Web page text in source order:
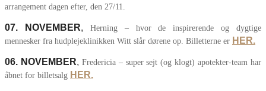
arrangement dagen efter, den 27/11.
07. NOVEMBER, Herning – hvor de inspirerende og dygtige
mennesker fra hudplejeklinikken Witt slår dørene op. Billetterne er HER.
06. NOVEMBER, Fredericia – super sejt (og klogt) apotekter-team har
åbnet for billetsalg HER.